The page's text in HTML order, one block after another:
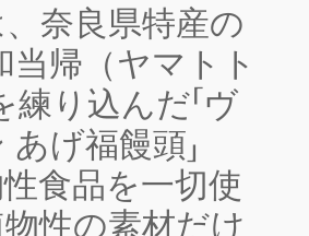
奈良県特産の
当帰（ヤマトト
練り込んだ「ヴ
げ福饅頭」
食品を一切使
性の素材だけ